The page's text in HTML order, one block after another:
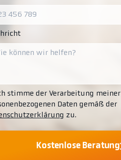
stimme der Verarbeitung meiner
Daten gemäß der
zu.
Kostenlose Beratung